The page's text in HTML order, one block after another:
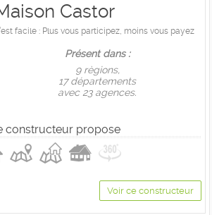
Castor
facile : Plus vous participez, moins vous payez
Présent dans :
9 règions,
17 départements
avec 23 agences.
constructeur propose
Voir ce constructeur